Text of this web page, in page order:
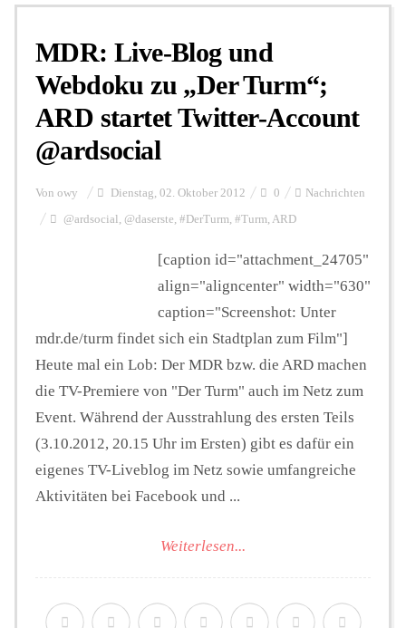
Personalien
Hintergrund
FUNKTURM-Beiträge
Podcast
Seminare
Unterstützen
MDR: Live-Blog und
Webdoku zu „Der Turm“;
ARD startet Twitter-Account
@ardsocial
Von owy Dienstag, 02. Oktober 2012 0 Nachrichten
@ardsocial , @daserste, #DerTurm, #Turm, ARD
[caption id="attachment_24705"
align="aligncenter" width="630"
caption="Screenshot: Unter
mdr.de/turm findet sich ein Stadtplan zum Film"]
Heute mal ein Lob: Der MDR bzw. die ARD machen
die TV-Premiere von "Der Turm" auch im Netz zum
Event. Während der Ausstrahlung des ersten Teils
(3.10.2012, 20.15 Uhr im Ersten) gibt es dafür ein
eigenes TV-Liveblog im Netz sowie umfangreiche
Aktivitäten bei Facebook und ...
Weiterlesen...